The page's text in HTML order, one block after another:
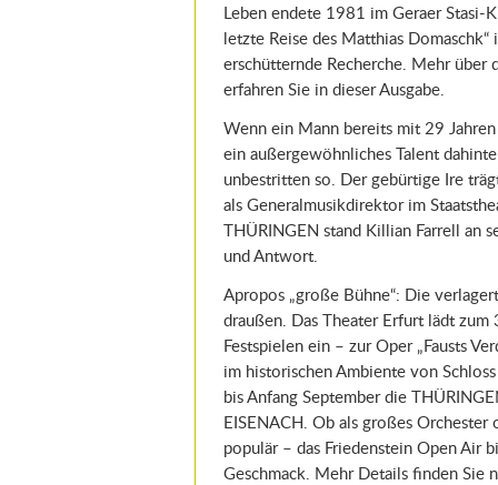
Leben endete 1981 im Geraer Stasi-
letzte Reise des Matthias
erschütternde Recherche. Mehr über
erfahren Sie in dieser Ausgabe.
Wenn ein Mann bereits mit 29
ein außergewöhnliches Talent
unbestritten so. Der gebürtige Ire
als Generalmusikdirektor im
THÜRINGEN stand Killian Farrell an
und Antwort.
Apropos „große Bühne“: Die
draußen. Das Theater Erfurt lädt
Festspielen ein – zur Oper „Fausts
im historischen Ambiente von
bis Anfang September die
EISENACH. Ob als großes
populär – das Friedenstein Open Air
Geschmack. Mehr Details finden Sie